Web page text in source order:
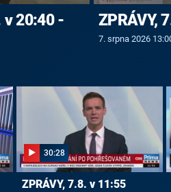
v 20:40 -
ZPRÁVY,
7. srpna 2026
30:28
ZPRÁVY, 7.8. v 11:55